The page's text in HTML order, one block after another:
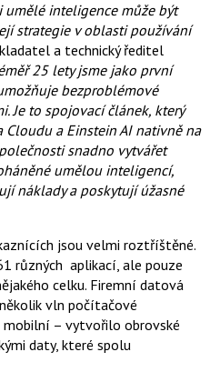
umělé inteligence může být
strategie v oblasti používání
a technický ředitel
25 lety jsme jako první
bezproblémové
Je to spojovací článek, který
Cloudu a Einstein AI nativně na
snadno vytvářet
umělou inteligencí,
náklady a poskytují úžasné
jsou velmi roztříštěné.
různých aplikací, ale pouze
celku. Firemní datová
vln počítačové
– vytvořilo obrovské
daty, které spolu